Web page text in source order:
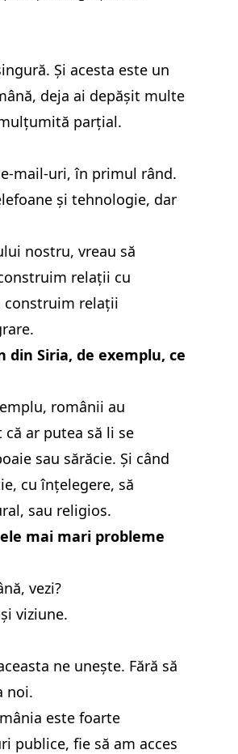
Și acesta este un
deja ai depășit multe
parțial.
mail-uri, în primul rând.
și tehnologie, dar
nostru, vreau să
relații cu
construim relații
Siria, de exemplu, ce
românii au
ar putea să li se
sau sărăcie. Și când
cu înțelegere, să
sau religios.
mai mari probleme
vezi?
viziune.
ne unește. Fără să
noi.
este foarte
publice, fie să am acces